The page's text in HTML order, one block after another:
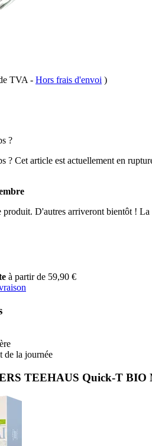
TVA - Hors frais d'envoi )
?
? Cet article est actuellement en
D'autres arriveront bientôt !
à partir de 59,90 €
de la journée
TEEHAUS Quick-T BIO